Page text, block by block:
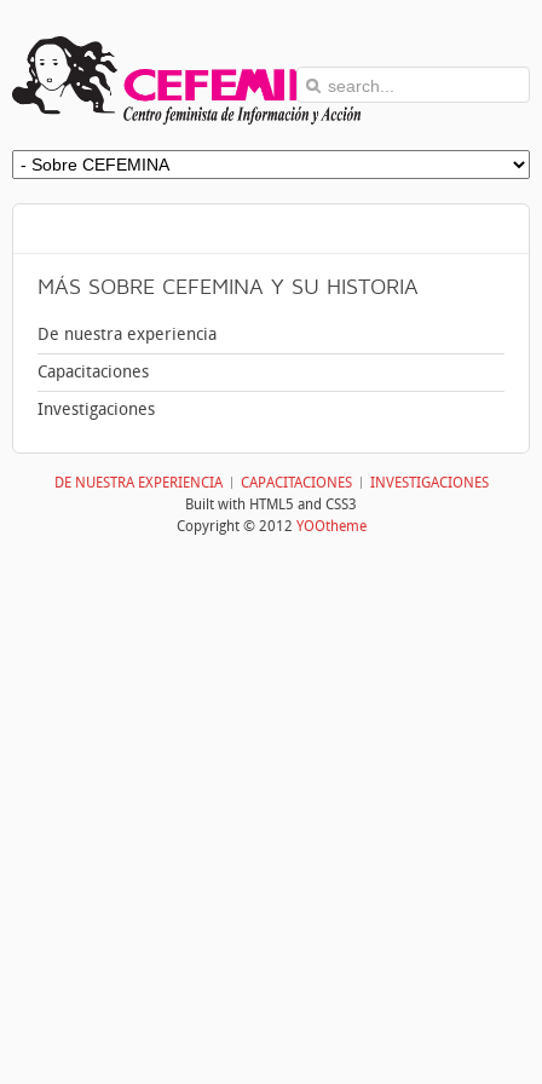
MÁS SOBRE CEFEMINA Y SU HISTORIA
De nuestra experiencia
Capacitaciones
Investigaciones
DE NUESTRA EXPERIENCIA CAPACITACIONES
INVESTIGACIONES
Built with HTML5 and CSS3
Copyright © 2012 YOOtheme